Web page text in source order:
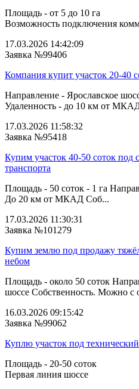
Площадь - от 5 до 10 га
Возможность подключения
17.03.2026 14:42:09
Заявка №99406
Компания купит участок 20-40
Направление - Ярославское
Удаленность - до 10 км от
17.03.2026 11:58:32
Заявка №95418
Купим участок 40-50 соток под
транспорта
Площадь - 50 соток - 1 га
До 20 км от МКАД Соб...
17.03.2026 11:30:31
Заявка №101279
Купим землю под продажу
небом
Площадь - около 50 соток
шоссе Собственность. Можно с
16.03.2026 09:15:42
Заявка №99062
Куплю участок под
Площадь - 20-50 соток
Первая линия шоссе